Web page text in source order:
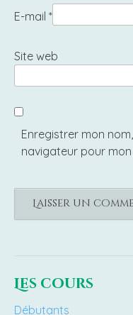
E-mail *
Site web
Enregistrer mon
navigateur pour
Les cours
Débutants